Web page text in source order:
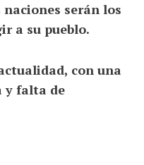
serán los
a su pueblo.
con una
y falta de